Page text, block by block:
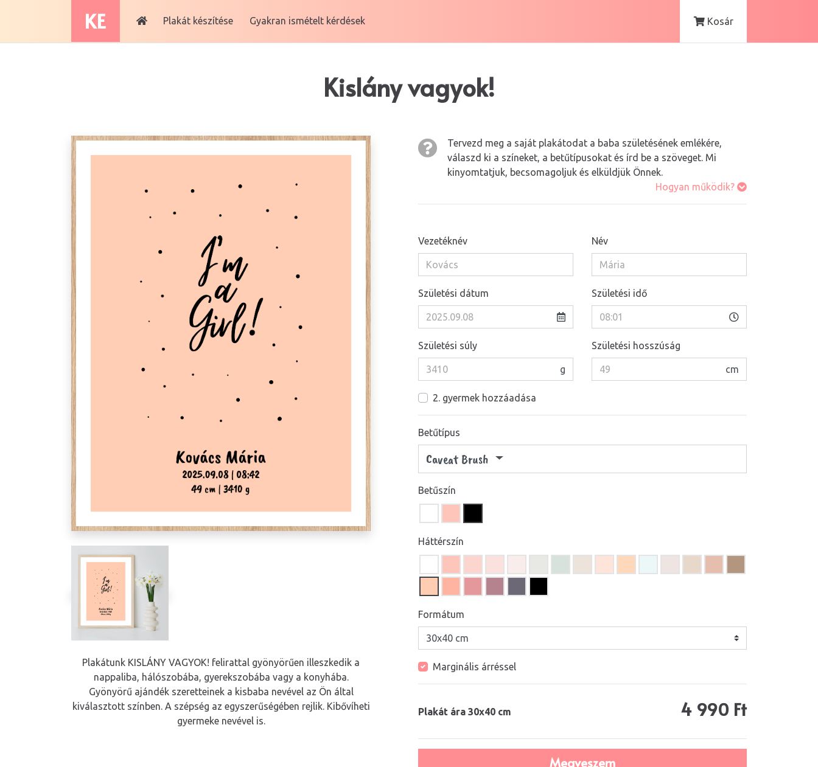
KE Plakát készítése Gyakran ismételt kérdések Kosár
Kislány vagyok!
Plakátunk KISLÁNY VAGYOK! felirattal gyönyörűen illeszkedik a
nappaliba, hálószobába, gyerekszobába vagy a konyhába.
Gyönyörű ajándék szeretteinek a kisbaba nevével az Ön által
kiválasztott színben. A szépség az egyszerűségében rejlik. Kibővíheti
gyermeke nevével is.
Tervezd meg a saját plakátodat a baba születésének emlékére,
válaszd ki a színeket, a betűtípusokat és írd be a szöveget. Mi
kinyomtatjuk, becsomagoljuk és elküldjük Önnek.
Hogyan működik?
Vezetéknév Név
Születési dátum Születési idő
Születési súly
g
Születési hosszúság
cm
2. gyermek hozzáadása
Betűtípus
Caveat Brush
Betűszín
Háttérszín
Formátum
Marginális árréssel
Plakát ára 30x40 cm 4 990 Ft